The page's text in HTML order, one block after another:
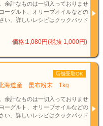
余計なものは一切入っておりませ
ーグルト、オリーブオイルなどの
い。詳しいレシピはクックパッド
価格:1,080円(税抜 1,000円)
店舗受取OK
海道産 昆布粉末 1kg
余計なものは一切入っておりませ
ーグルト、オリーブオイルなどの
い。詳しいレシピはクックパッド